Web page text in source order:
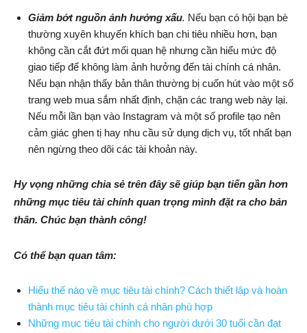
Giảm bớt nguồn ảnh hưởng xấu. Nếu bạn có hội bạn bè
thường xuyên khuyến khích bạn chi tiêu nhiều hơn, bạn
không cần cắt đứt mối quan hệ nhưng cần hiểu mức độ
giao tiếp để không làm ảnh hưởng đến tài chính cá nhân.
Nếu bạn nhận thấy bản thân thường bị cuốn hút vào một số
trang web mua sắm nhất định, chặn các trang web này lại.
Nếu mỗi lần bạn vào Instagram và một số profile tạo nên
cảm giác ghen tị hay nhu cầu sử dụng dịch vụ, tốt nhất bạn
nên ngừng theo dõi các tài khoản này.
Hy vọng những chia sẻ trên đây sẽ giúp bạn tiến gần hơn
những mục tiêu tài chính quan trọng mình đặt ra cho bản
thân. Chúc bạn thành công!
Có thể bạn quan tâm:
Hiểu thế nào về mục tiêu tài chính? Cách thiết lập và hoàn
thành mục tiêu tài chính cá nhân phù hợp
Những mục tiêu tài chính cho người dưới 30 tuổi cần đạt